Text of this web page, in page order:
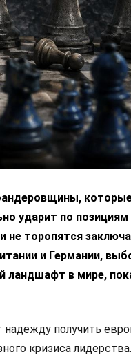
ударит по
не торопятся
и Германии,
ландшафт в мире,
надежду получить
кризиса